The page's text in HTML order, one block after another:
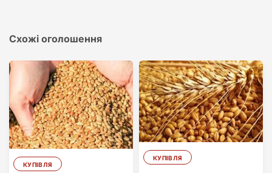
Схожі оголошення
КУПІВЛЯ
КУПІВЛЯ